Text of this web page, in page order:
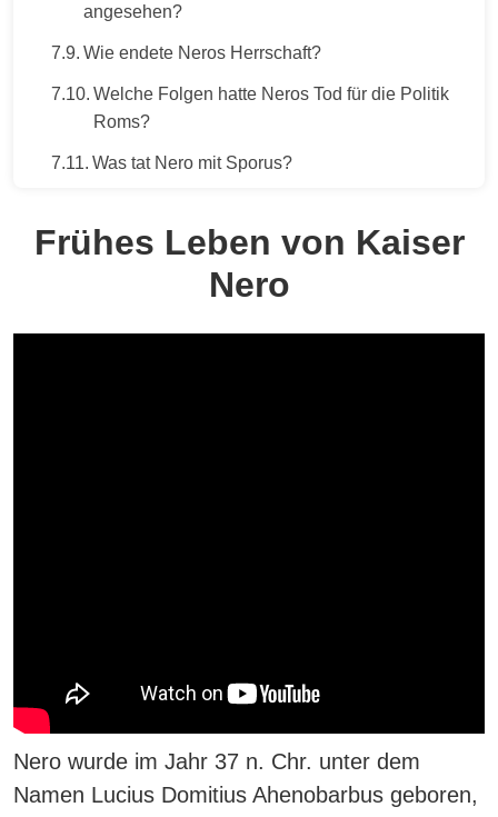
angesehen?
Wie endete Neros Herrschaft?
Welche Folgen hatte Neros Tod für die Politik
Roms?
Was tat Nero mit Sporus?
Frühes Leben von Kaiser
Nero
Nero wurde im Jahr 37 n. Chr. unter dem
Namen Lucius Domitius Ahenobarbus geboren,